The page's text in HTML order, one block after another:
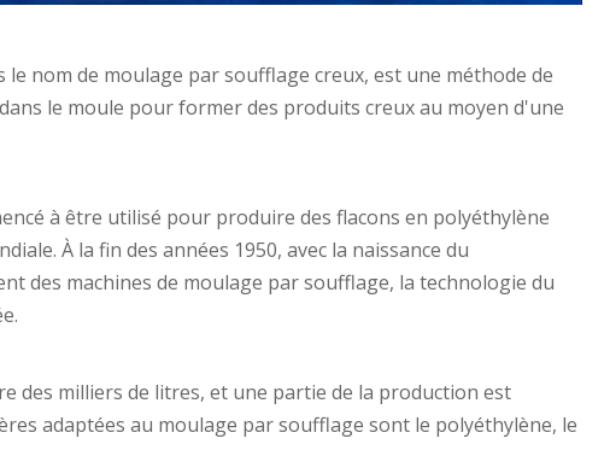
nom de moulage par soufflage creux, est une méthode de
le moule pour former des produits creux au moyen d'une
à être utilisé pour produire des flacons en polyéthylène
À la fin des années 1950, avec la naissance du
des machines de moulage par soufflage, la technologie du
des milliers de litres, et une partie de la production est
adaptées au moulage par soufflage sont le polyéthylène, le